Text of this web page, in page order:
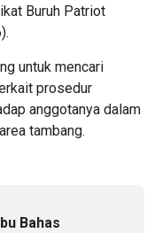
Buruh Patriot
untuk mencari
prosedur
anggotanya dalam
tambang.
Bahas